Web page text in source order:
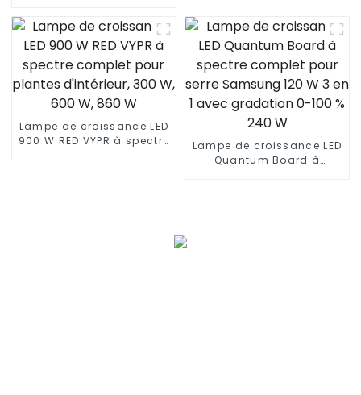
120 W à intensité variable
pour micro-pousses
Lampe de croissance LED
900 W RED VYPR à spectre
Lampe de croissance LED
Quantum Board à